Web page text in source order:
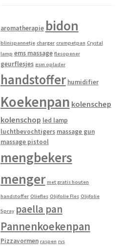
aromatherapie bidon
blinispannetje charger crumpetpan Crystal
lamp ems massage flesopener
geurflesjes gsm oplader
handstoffer humidifier
Koekenpan kolenschep
kolenschop led lamp
luchtbevochtigers massage gun
massage pistool
mengbekers
menger met gratis houten
handstoffer Oliefles Olijfolie Fles Olijfolie
Spray paella pan
Pannenkoekenpan
Pizzavormen raspen rvs